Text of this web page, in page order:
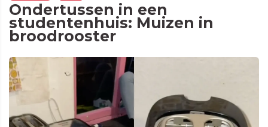
Ondertussen in een
studentenhuis: Muizen in
broodrooster